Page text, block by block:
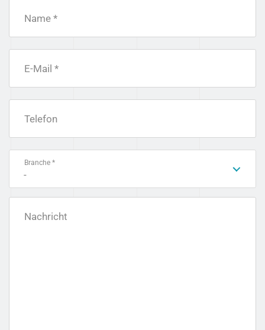
Name *
E-Mail *
Telefon
Branche *
-
Nachricht